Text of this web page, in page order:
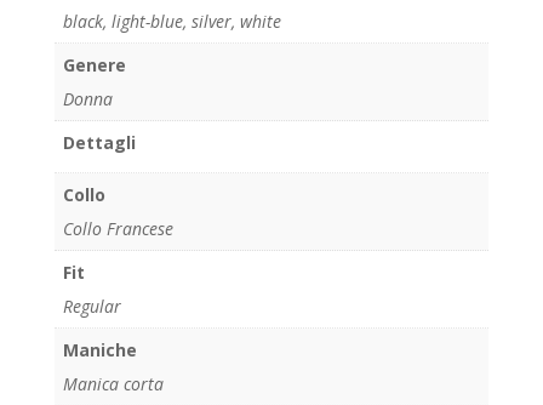
black, light-blue, silver, white
Genere
Donna
Dettagli
Collo
Collo Francese
Fit
Regular
Maniche
Manica corta